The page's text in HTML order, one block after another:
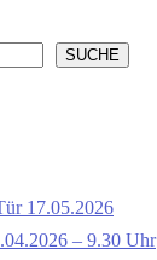
SUCHE
17.05.2026
– 9.30 Uhr